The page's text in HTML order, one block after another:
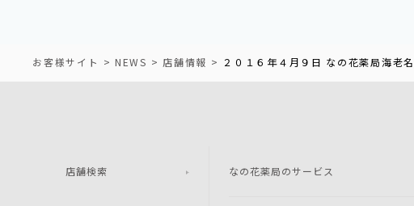
お客様サイト NEWS 店舗情報 ２０１６年４月９日 なの花薬局海老
店舗検索 なの花薬局のサービス